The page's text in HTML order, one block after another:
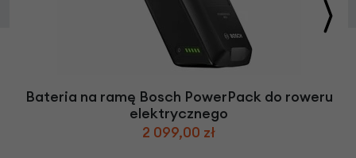
Bateria na ramę Bosch PowerPack do roweru
elektrycznego
2 099,00 zł